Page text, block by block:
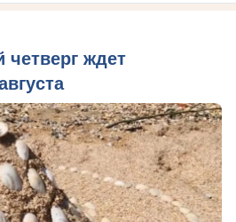
четверг ждет